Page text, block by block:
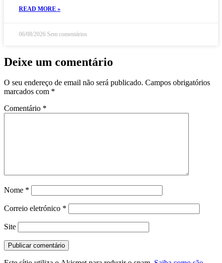
READ MORE »
06/08/2026 Sem comentários
Deixe um comentário
O seu endereço de email não será publicado. Campos obrigatórios
marcados com *
Comentário *
Nome *
Correio eletrónico *
Site